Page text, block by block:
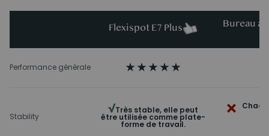
Flexispot E7 Plus
Bureau
Performance générale
Stability
√Très stable, elle peut
être utilisée comme plate-
forme de travail.
×